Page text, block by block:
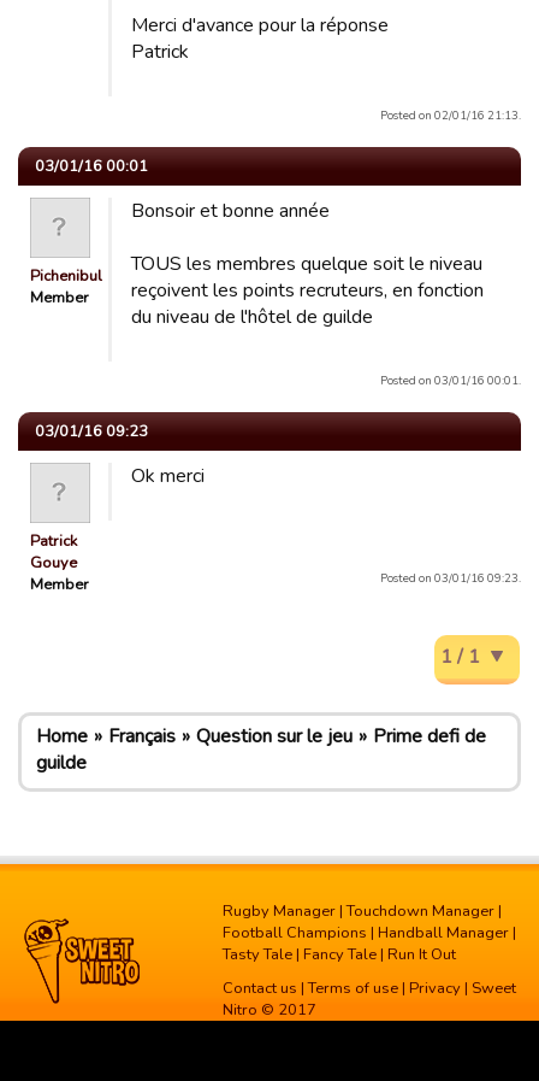
Merci d'avance pour la réponse
Patrick
Posted on 02/01/16 21:13.
03/01/16 00:01
Pichenibule
Member
Bonsoir et bonne année
TOUS les membres quelque soit le niveau
reçoivent les points recruteurs, en fonction
du niveau de l'hôtel de guilde
Posted on 03/01/16 00:01.
03/01/16 09:23
Patrick
Gouye
Member
Ok merci
Posted on 03/01/16 09:23.
1 / 1
Home Français Question sur le jeu
Prime defi de
guilde
Rugby Manager |Touchdown Manager |
Football Champions | Handball Manager |
Tasty Tale | Fancy Tale | Run It Out
Contact us |Terms of use | Privacy | Sweet
Nitro © 2017